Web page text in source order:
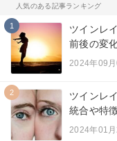
人気のある記事ランキング
1
ツインレ
前後の変
2024年09
2
ツインレ
統合や特
2024年01